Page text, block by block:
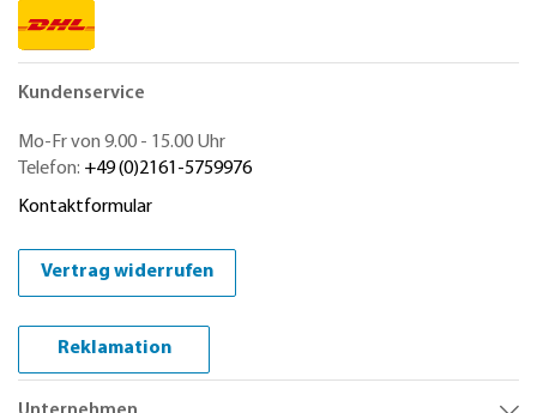
Kundenservice
Mo-Fr von 9.00 - 15.00 Uhr
Telefon: +49 (0)2161-5759976
Kontaktformular
Vertrag widerrufen
Reklamation